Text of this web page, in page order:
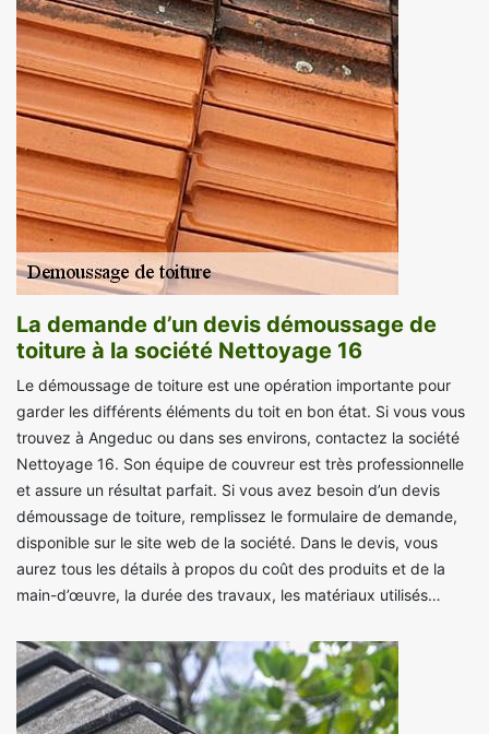
La demande d’un devis démoussage de
toiture à la société Nettoyage 16
Le démoussage de toiture est une opération importante pour
garder les différents éléments du toit en bon état. Si vous vous
trouvez à Angeduc ou dans ses environs, contactez la société
Nettoyage 16. Son équipe de couvreur est très professionnelle
et assure un résultat parfait. Si vous avez besoin d’un devis
démoussage de toiture, remplissez le formulaire de demande,
disponible sur le site web de la société. Dans le devis, vous
aurez tous les détails à propos du coût des produits et de la
main-d’œuvre, la durée des travaux, les matériaux utilisés…